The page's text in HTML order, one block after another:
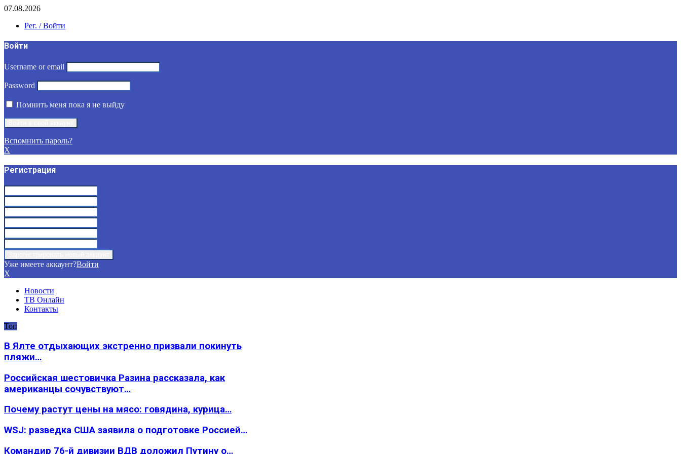
07.08.2026
Рег. / Войти
Войти
Username or email
Password
Помнить меня пока я не выйду
Вспомнить пароль?
X
Регистрация
Уже имеете аккаунт?Войти
X
Новости
ТВ Онлайн
Контакты
Топ
В Ялте отдыхающих экстренно призвали покинуть
пляжи…
Российская шестовичка Разина рассказала, как
американцы сочувствуют…
Почему растут цены на мясо: говядина, курица…
WSJ: разведка США заявила о подготовке Россией…
Командир 76-й дивизии ВДВ доложил Путину о…